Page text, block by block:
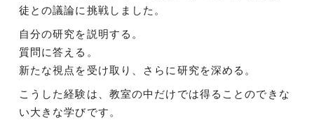
徒との議論に挑戦しました。
自分の研究を説明する。
質問に答える。
新たな視点を受け取り、さらに研究を深める。
こうした経験は、教室の中だけでは得ることのできな
い大きな学びです。